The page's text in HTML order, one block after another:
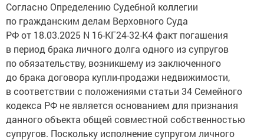
Согласно Определению Судебной коллегии
по гражданским делам Верховного Суда
РФ от 18.03.2025 N 16-КГ24-32-К4 факт погашения
в период брака личного долга одного из супругов
по обязательству, возникшему из заключенного
до брака договора купли-продажи недвижимости,
в соответствии с положениями статьи 34 Семейного
кодекса РФ не является основанием для признания
данного объекта общей совместной собственностью
супругов. Поскольку исполнение супругом личного